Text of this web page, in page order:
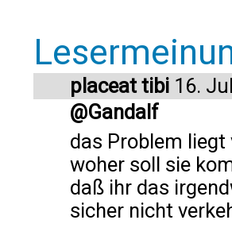
placeat tibi 16.
@Gandalf
das Problem liegt
woher soll sie
daß ihr das
sicher nicht